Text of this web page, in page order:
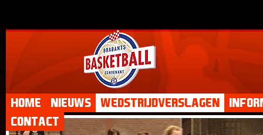
Home Nieuws Wedstrijdverslagen
Contact